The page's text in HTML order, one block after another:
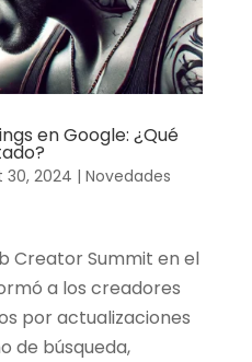
en Google: ¿Qué
30, 2024 | Novedades
Creator Summit en el
a los creadores
por actualizaciones
de búsqueda,